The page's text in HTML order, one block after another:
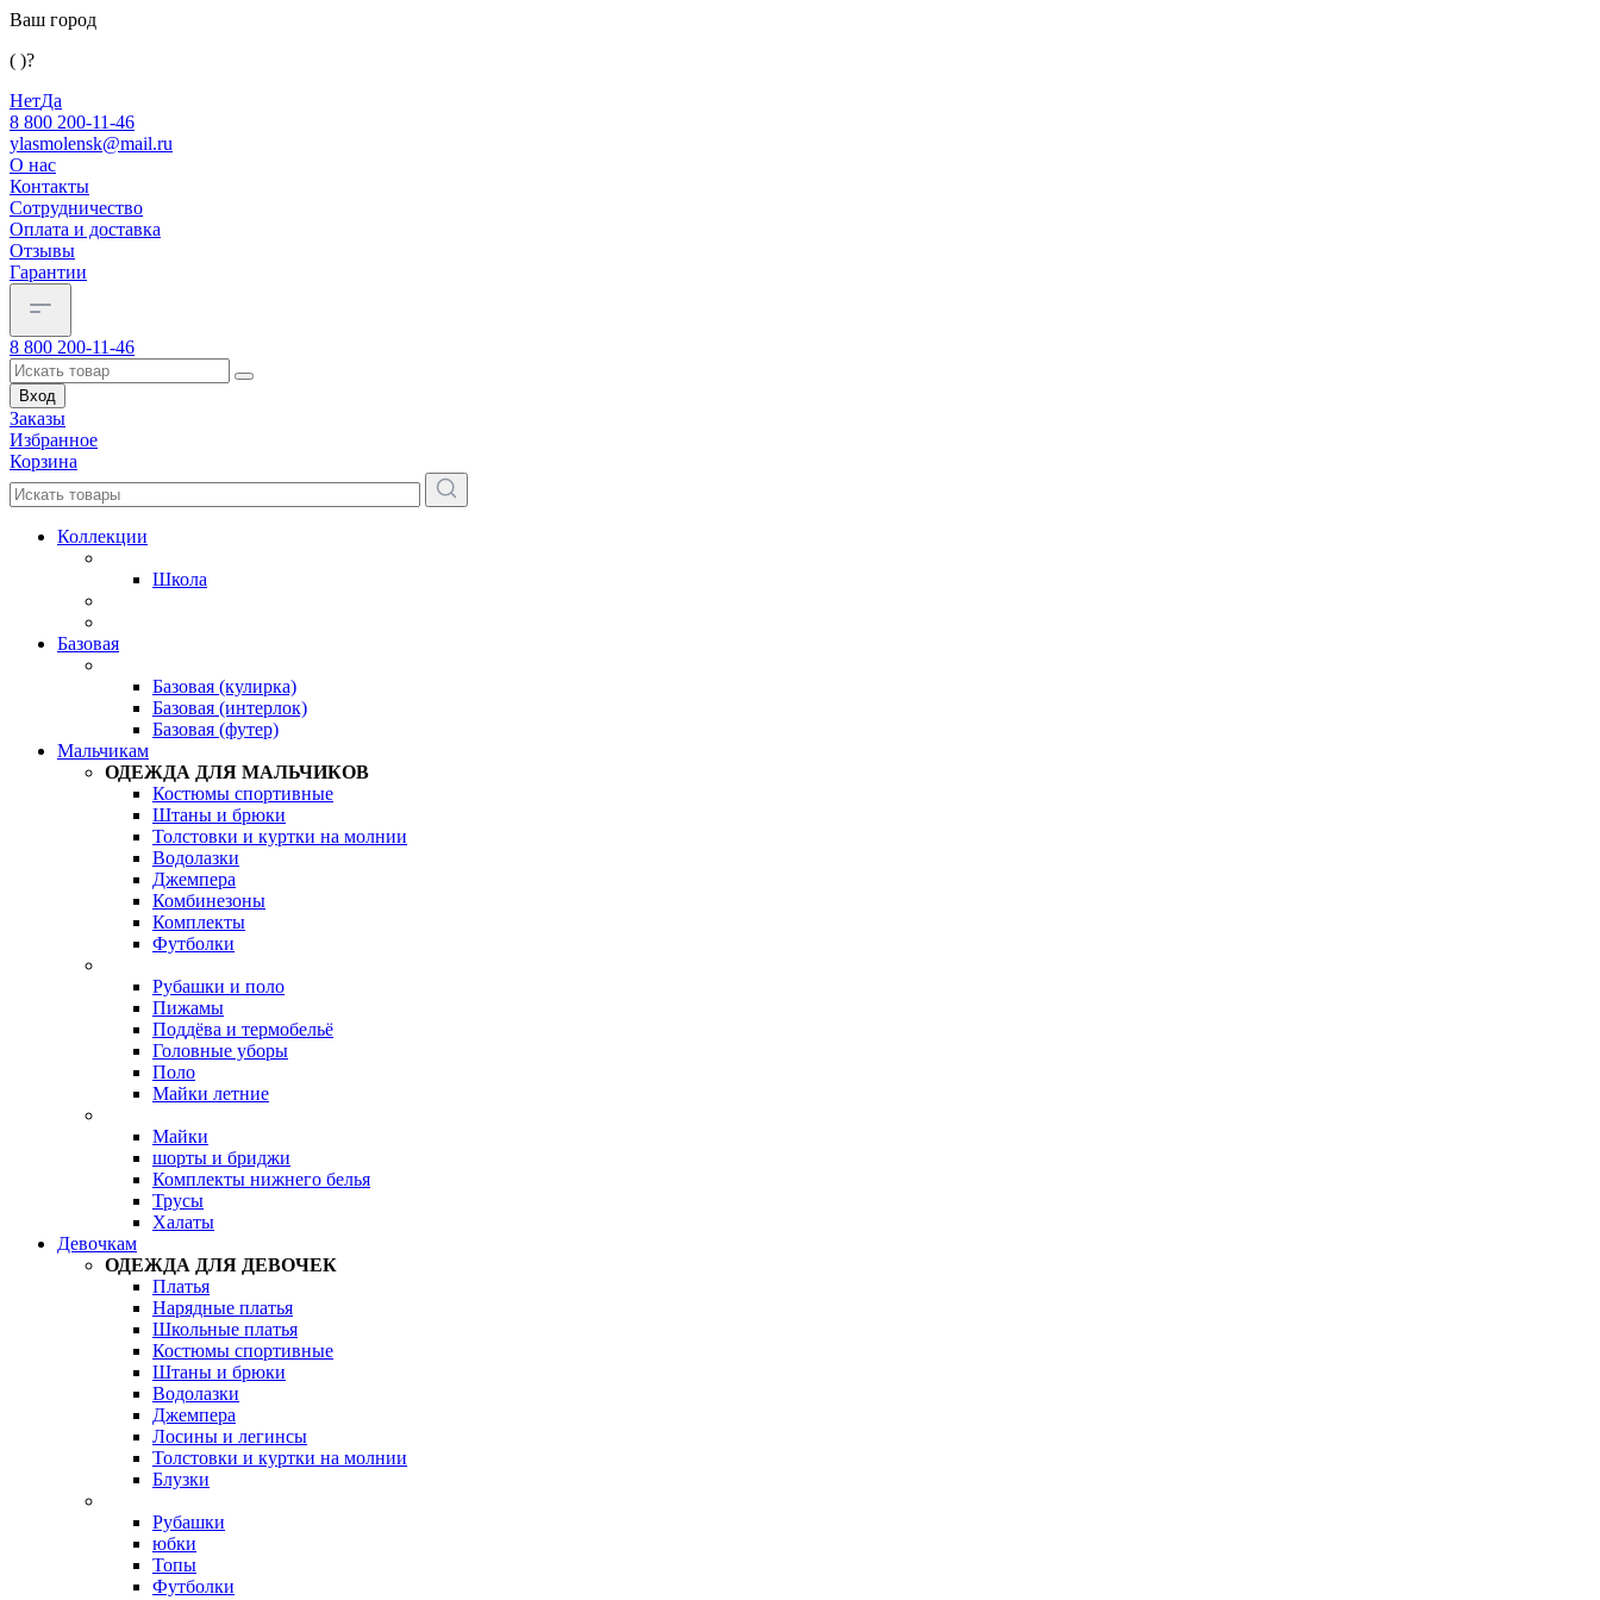
Ваш город
( )?
НетДа
8 800 200-11-46
ylasmolensk@mail.ru
О нас
Контакты
Сотрудничество
Оплата и доставка
Отзывы
Гарантии
8 800 200-11-46
Вход
Заказы
Избранное
Корзина
Коллекции
Школа
Базовая
Базовая (кулирка)
Базовая (интерлок)
Базовая (футер)
Мальчикам
ОДЕЖДА ДЛЯ МАЛЬЧИКОВ
Костюмы спортивные
Штаны и брюки
Толстовки и куртки на молнии
Водолазки
Джемпера
Комбинезоны
Комплекты
Футболки
Рубашки и поло
Пижамы
Поддёва и термобельё
Головные уборы
Поло
Майки летние
Майки
шорты и бриджи
Комплекты нижнего белья
Трусы
Халаты
Девочкам
ОДЕЖДА ДЛЯ ДЕВОЧЕК
Платья
Нарядные платья
Школьные платья
Костюмы спортивные
Штаны и брюки
Водолазки
Джемпера
Лосины и легинсы
Толстовки и куртки на молнии
Блузки
Рубашки
юбки
Топы
Футболки